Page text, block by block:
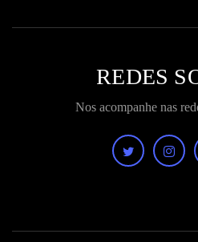
REDES
Nos acompanhe nas